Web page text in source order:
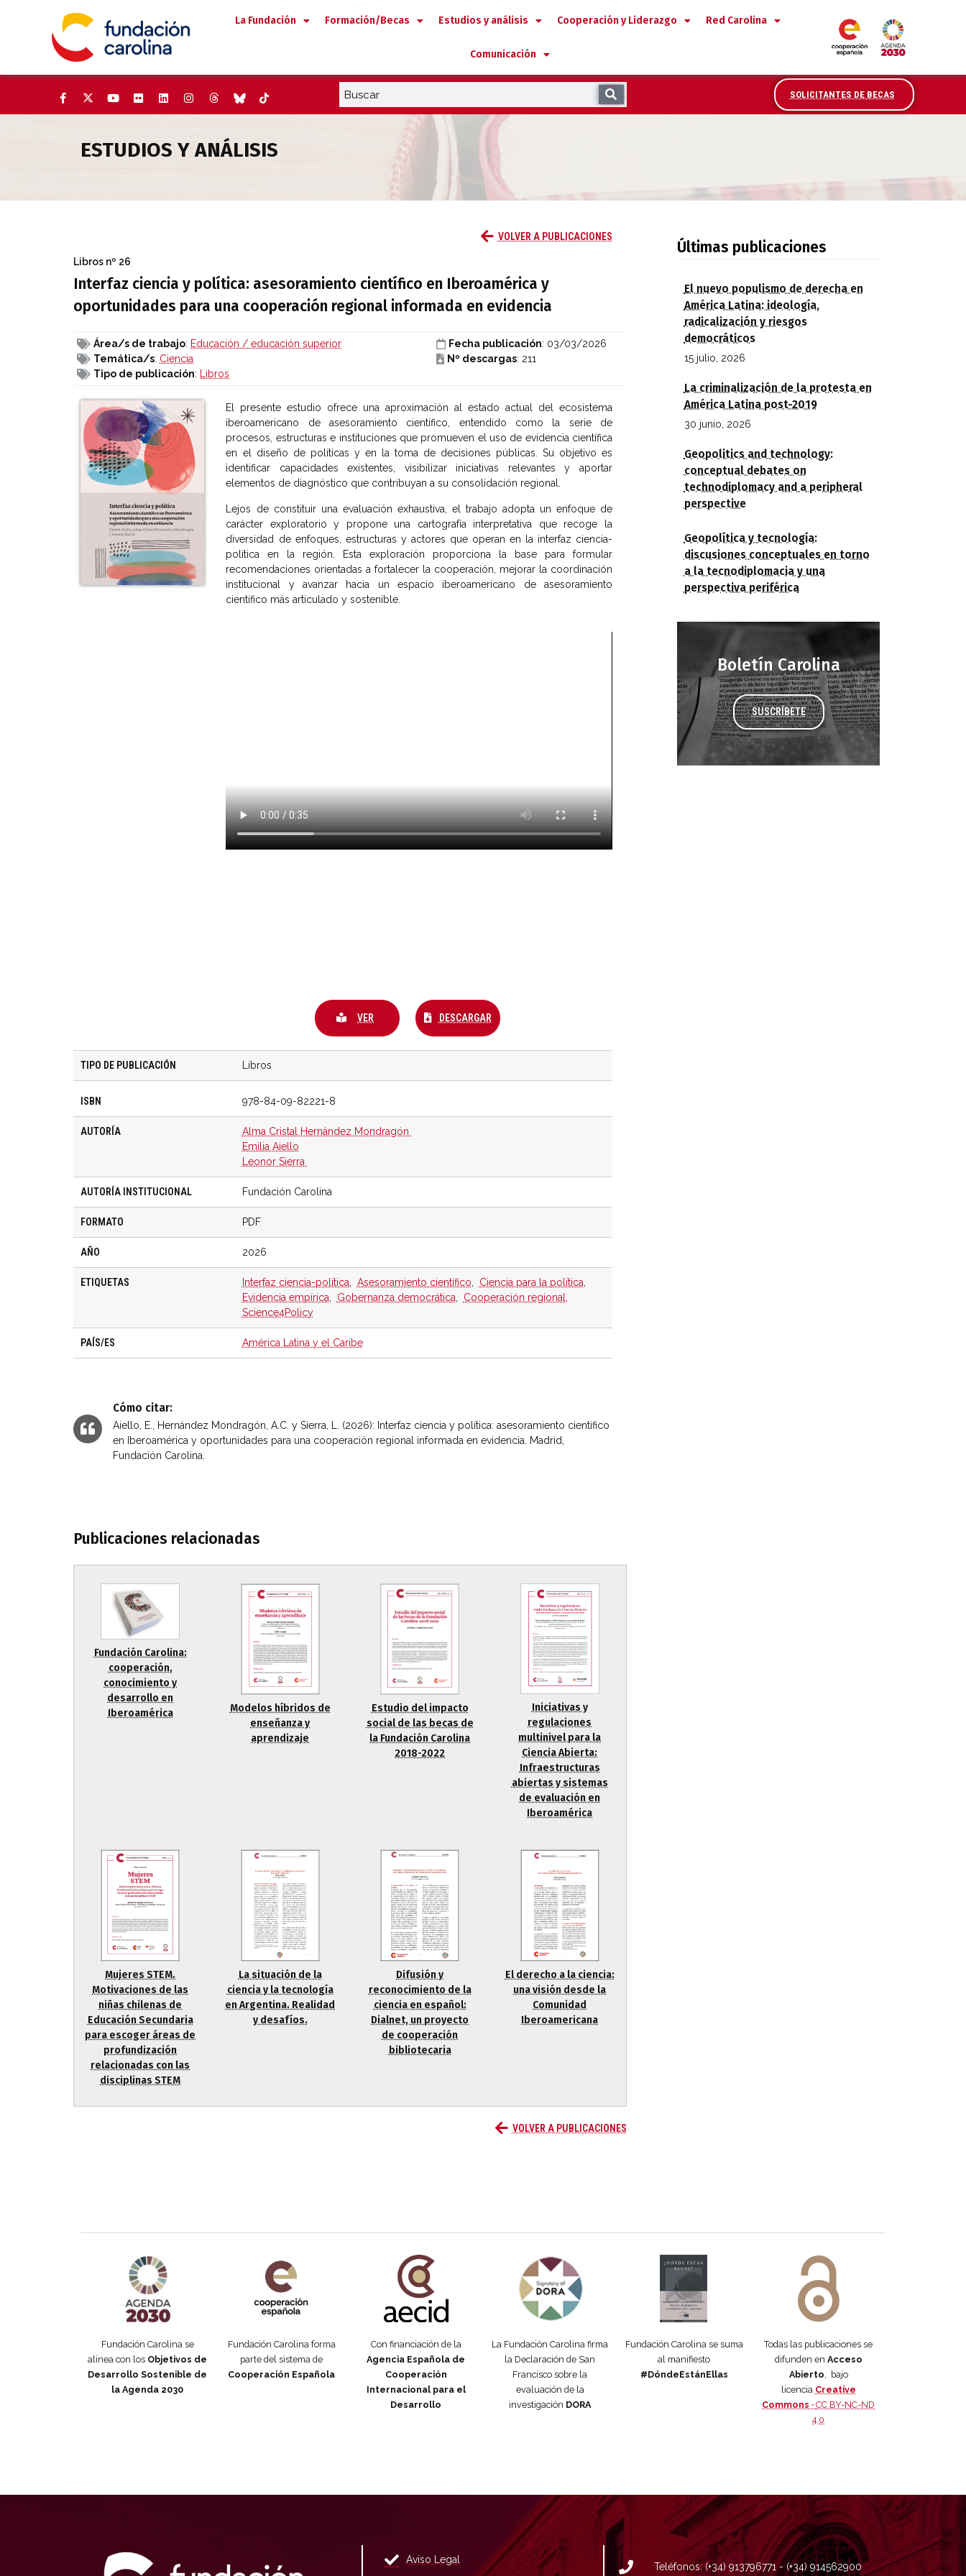
La Fundación Formación/Becas Estudios y análisis Cooperación y Liderazgo Red Carolina
Comunicación
SOLICITANTES DE BECAS
ESTUDIOS Y ANÁLISIS
Interfaz ciencia y política: asesoramiento científico en Iberoamérica y oportunidades para una cooperación
VOLVER A PUBLICACIONES
Libros nº 26
Interfaz ciencia y política: asesoramiento científico en Iberoamérica y
oportunidades para una cooperación regional informada en evidencia
Área/s de trabajo: Educación / educación superior
Temática/s: Ciencia
Tipo de publicación: Libros
Fecha publicación: 03/03/2026
Nº descargas: 211
El presente estudio ofrece una aproximación al estado actual del ecosistema
iberoamericano de asesoramiento científico, entendido como la serie de
procesos, estructuras e instituciones que promueven el uso de evidencia científica
en el diseño de políticas y en la toma de decisiones públicas. Su objetivo es
identificar capacidades existentes, visibilizar iniciativas relevantes y aportar
elementos de diagnóstico que contribuyan a su consolidación regional.
Lejos de constituir una evaluación exhaustiva, el trabajo adopta un enfoque de
carácter exploratorio y propone una cartografía interpretativa que recoge la
diversidad de enfoques, estructuras y actores que operan en la interfaz ciencia-
política en la región. Esta exploración proporciona la base para formular
recomendaciones orientadas a fortalecer la cooperación, mejorar la coordinación
institucional y avanzar hacia un espacio iberoamericano de asesoramiento
científico más articulado y sostenible.
VER DESCARGAR
TIPO DE PUBLICACIÓN Libros
ISBN 978-84-09-82221-8
AUTORÍA
Alma Cristal Hernández Mondragón
Emilia Aiello
Leonor Sierra
AUTORÍA INSTITUCIONAL Fundación Carolina
FORMATO PDF
AÑO 2026
ETIQUETAS Interfaz ciencia-política Asesoramiento científico Ciencia para la política
Evidencia empírica
Gobernanza democrática Cooperación regional
Science4Policy
PAÍS/ES América Latina y el Caribe
Cómo citar:
Aiello, E., Hernández Mondragón, A.C. y Sierra, L. (2026): Interfaz ciencia y política: asesoramiento científico
en Iberoamérica y oportunidades para una cooperación regional informada en evidencia. Madrid,
Fundación Carolina.
Publicaciones relacionadas
Fundación Carolina:
cooperación,
conocimiento y
desarrollo en
Iberoamérica
Modelos híbridos de
enseñanza y
aprendizaje
Estudio del impacto
social de las becas de
la Fundación Carolina
2018-2022
Iniciativas y
regulaciones
multinivel para la
Ciencia Abierta:
Infraestructuras
abiertas y sistemas
de evaluación en
Iberoamérica
Mujeres STEM.
Motivaciones de las
niñas chilenas de
Educación Secundaria
para escoger áreas de
profundización
relacionadas con las
disciplinas STEM
La situación de la
ciencia y la tecnología
en Argentina. Realidad
y desafíos.
Difusión y
reconocimiento de la
ciencia en español:
Dialnet, un proyecto
de cooperación
bibliotecaria
El derecho a la ciencia:
una visión desde la
Comunidad
Iberoamericana
VOLVER A PUBLICACIONES
Últimas publicaciones
El nuevo populismo de derecha en
América Latina: ideología,
radicalización y riesgos
democráticos
15 julio, 2026
La criminalización de la protesta en
América Latina post-2019
30 junio, 2026
Geopolitics and technology:
conceptual debates on
technodiplomacy and a peripheral
perspective
Geopolítica y tecnología:
discusiones conceptuales en torno
a la tecnodiplomacia y una
perspectiva periférica
Boletín Carolina
SUSCRÍBETE
Fundación Carolina se
alinea con los Objetivos de
Desarrollo Sostenible de
la Agenda 2030
Fundación Carolina forma
parte del sistema de
Cooperación Española
Con financiación de la
Agencia Española de
Cooperación
Internacional para el
Desarrollo
La Fundación Carolina firma
la Declaración de San
Francisco sobre la
evaluación de la
investigación DORA
Fundación Carolina se suma
al manifiesto
#DóndeEstánEllas
Todas las publicaciones se
difunden en Acceso
Abierto, bajo
licencia Creative
Commons ·CC BY-NC-ND
4.0
Aviso Legal
Teléfonos: (+34) 913796771 - (+34) 914562900